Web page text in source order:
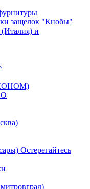
защелок "Кнобы"
и
Остерегайтесь